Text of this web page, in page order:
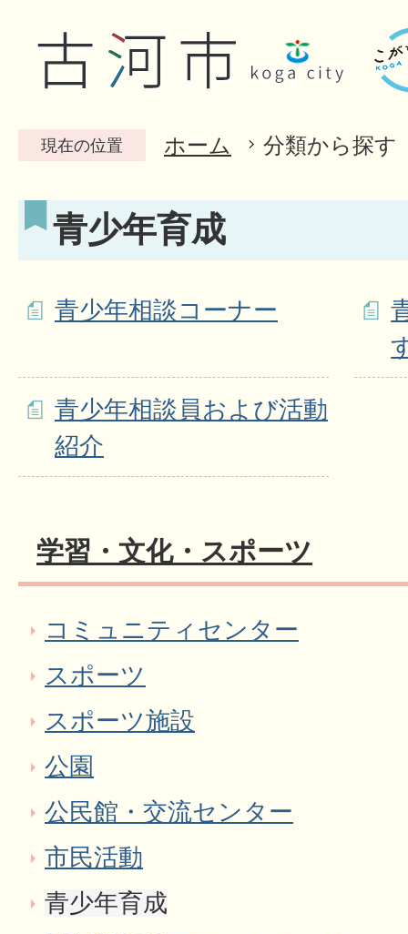
現在の位置 ホーム 分類から探す
青少年育成
青少年相談コーナー
青少年相談員および活動
紹介
学習・文化・スポーツ
コミュニティセンター
スポーツ
スポーツ施設
公園
公民館・交流センター
市民活動
青少年育成